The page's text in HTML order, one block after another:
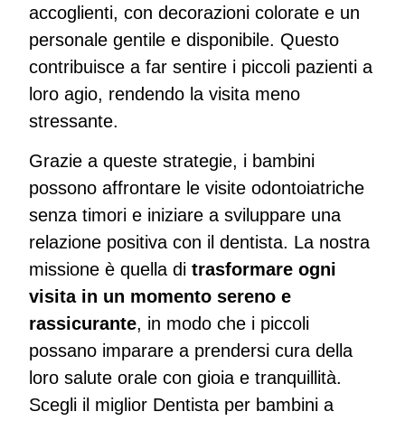
accoglienti, con decorazioni colorate e un
personale gentile e disponibile. Questo
contribuisce a far sentire i piccoli pazienti a
loro agio, rendendo la visita meno
stressante.
Grazie a queste strategie, i bambini
possono affrontare le visite odontoiatriche
senza timori e iniziare a sviluppare una
relazione positiva con il dentista. La nostra
missione è quella di trasformare ogni
visita in un momento sereno e
rassicurante, in modo che i piccoli
possano imparare a prendersi cura della
loro salute orale con gioia e tranquillità.
Scegli il miglior Dentista per bambini a